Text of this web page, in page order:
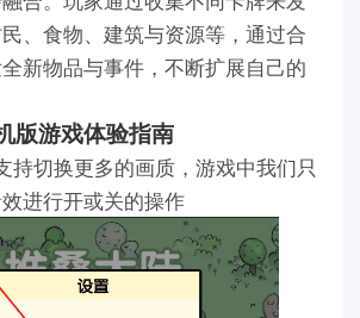
、食物、建筑与资源等，通过合
新物品与事件，不断扩展自己的
版游戏体验指南
持切换更多的画质，游戏中我们只
进行开或关的操作